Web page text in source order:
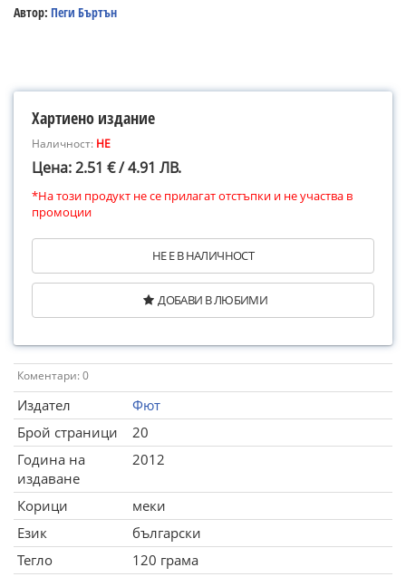
Автор: Пеги Бъртън
Хартиено издание
Наличност: НЕ
Цена: 2.51 € / 4.91 ЛВ.
*На този продукт не се прилагат отстъпки и не участва в
промоции
НЕ Е В НАЛИЧНОСТ
ДОБАВИ В ЛЮБИМИ
Коментари: 0
Издател
Фют
Брой страници
20
Година на
издаване
2012
Корици
меки
Език
български
Тегло
120 грама